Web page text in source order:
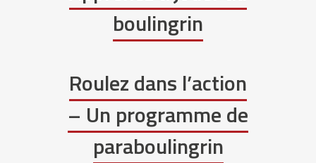
boulingrin
Roulez dans l’action
– Un programme de
paraboulingrin